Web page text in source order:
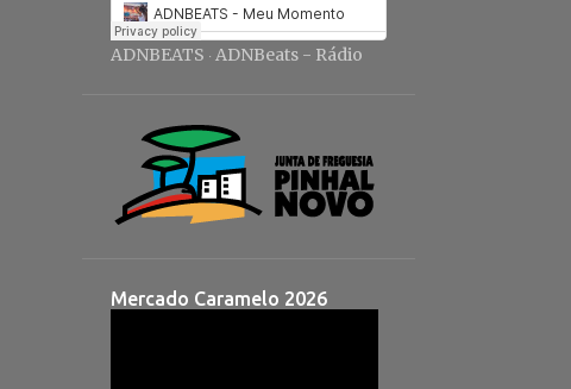
ADNBEATS · ADNBeats - Rádio
Mercado Caramelo 2026